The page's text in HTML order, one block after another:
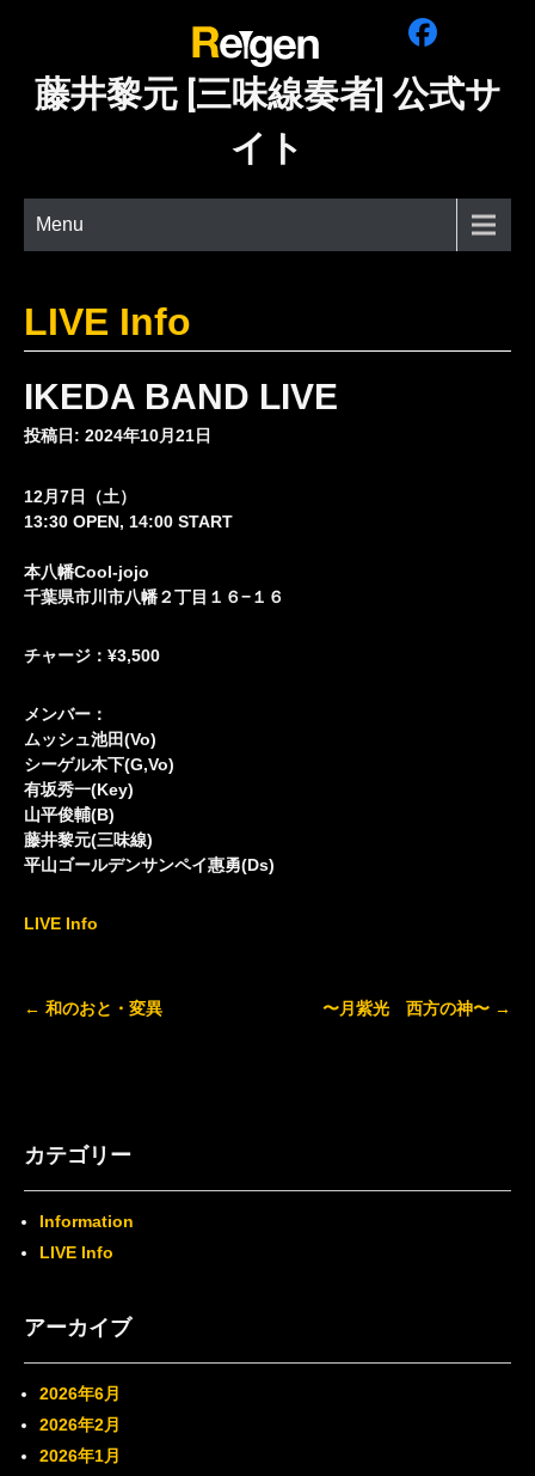
藤井黎元 [三味線奏者] 公式サ
イト
Menu
LIVE Info
IKEDA BAND LIVE
投稿日: 2024年10月21日
12月7日（土）
13:30 OPEN, 14:00 START
本八幡Cool-jojo
千葉県市川市八幡２丁目１６−１６
チャージ：¥3,500
メンバー：
ムッシュ池田(Vo)
シーゲル木下(G,Vo)
有坂秀一(Key)
山平俊輔(B)
藤井黎元(三味線)
平山ゴールデンサンペイ惠勇(Ds)
LIVE Info
Post
← 和のおと・変異 〜月紫光 西方の神〜 →
カテゴリー
Information
LIVE Info
アーカイブ
2026年6月
2026年2月
2026年1月